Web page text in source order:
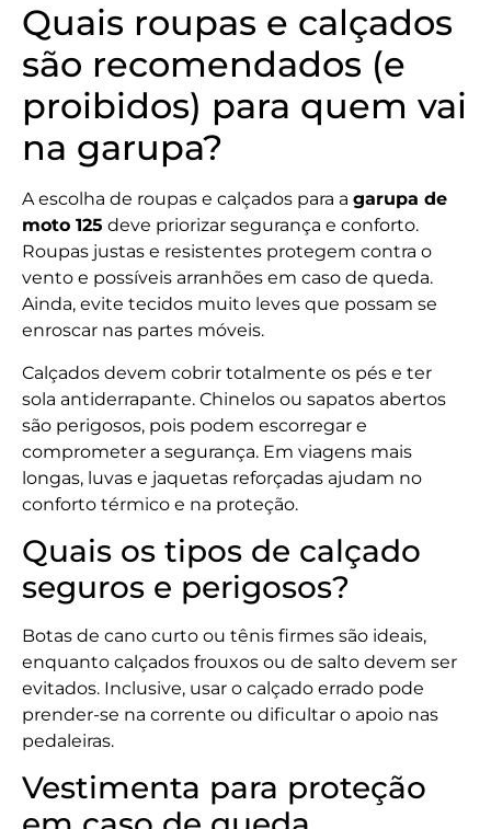
Quais roupas e calçados
são recomendados (e
proibidos) para quem vai
na garupa?
A escolha de roupas e calçados para a garupa de
moto 125 deve priorizar segurança e conforto.
Roupas justas e resistentes protegem contra o
vento e possíveis arranhões em caso de queda.
Ainda, evite tecidos muito leves que possam se
enroscar nas partes móveis.
Calçados devem cobrir totalmente os pés e ter
sola antiderrapante. Chinelos ou sapatos abertos
são perigosos, pois podem escorregar e
comprometer a segurança. Em viagens mais
longas, luvas e jaquetas reforçadas ajudam no
conforto térmico e na proteção.
Quais os tipos de calçado
seguros e perigosos?
Botas de cano curto ou tênis firmes são ideais,
enquanto calçados frouxos ou de salto devem ser
evitados. Inclusive, usar o calçado errado pode
prender-se na corrente ou dificultar o apoio nas
pedaleiras.
Vestimenta para proteção